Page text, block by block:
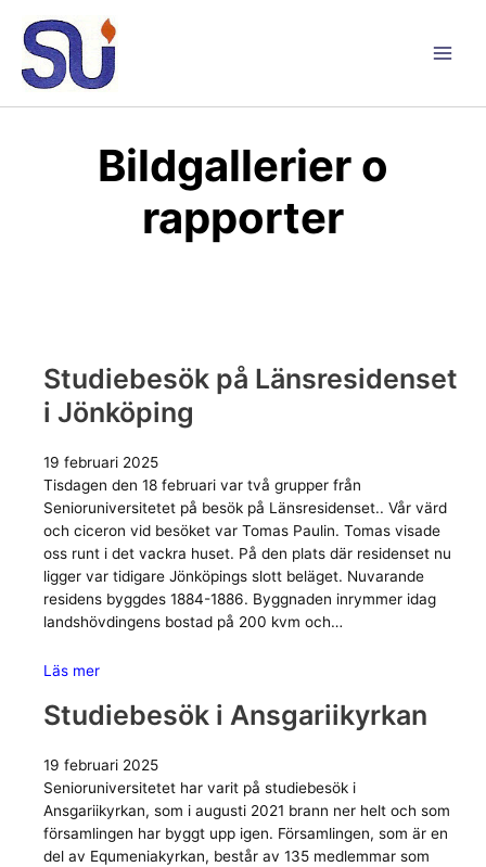
innehåll
Bildgallerier o
rapporter
Studiebesök på Länsresidenset
i Jönköping
19 februari 2025
Tisdagen den 18 februari var två grupper från
Senioruniversitetet på besök på Länsresidenset.. Vår värd
och ciceron vid besöket var Tomas Paulin. Tomas visade
oss runt i det vackra huset. På den plats där residenset nu
ligger var tidigare Jönköpings slott beläget. Nuvarande
residens byggdes 1884-1886. Byggnaden inrymmer idag
landshövdingens bostad på 200 kvm och…
Läs mer
Studiebesök i Ansgariikyrkan
19 februari 2025
Senioruniversitetet har varit på studiebesök i
Ansgariikyrkan, som i augusti 2021 brann ner helt och som
församlingen har byggt upp igen. Församlingen, som är en
del av Equmeniakyrkan, består av 135 medlemmar som